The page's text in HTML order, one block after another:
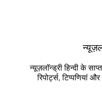
न्यूज़लॉन्ड्री हिन्दी के
रिपोर्ट्स, टिप्पणियां